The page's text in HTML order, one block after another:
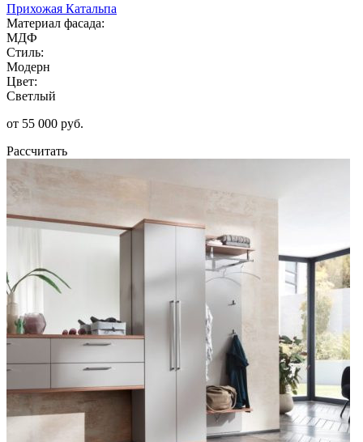
Прихожая Катальпа
Материал фасада:
МДФ
Стиль:
Модерн
Цвет:
Светлый
от 55 000 руб.
Рассчитать